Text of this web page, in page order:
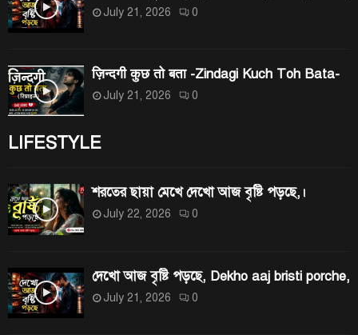
July 21, 2026 0
ज़िन्दगी कुछ तो बता -Zindagi Kuch Toh Bata-
July 21, 2026 0
LIFESTYLE
শরতের ছায়া মেখে দেখো আজ বৃষ্টি পড়ছে,।
July 22, 2026 0
দেখো আজ বৃষ্টি পড়ছে, Dekho aaj bristi porche,
July 21, 2026 0